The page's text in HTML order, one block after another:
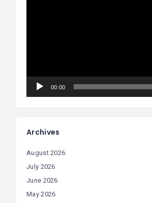
00:00
Archives
August 2026
July 2026
June 2026
May 2026